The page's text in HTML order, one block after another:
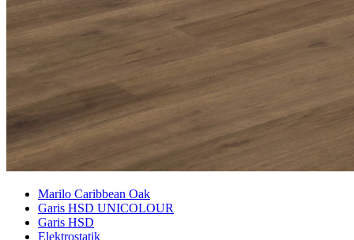
Marilo Caribbean Oak
Garis HSD UNICOLOUR
Garis HSD
Elektrostatik